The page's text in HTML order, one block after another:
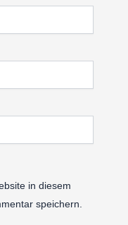
in diesem
speichern.